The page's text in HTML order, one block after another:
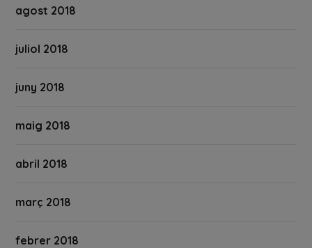
agost 2018
juliol 2018
juny 2018
maig 2018
abril 2018
març 2018
febrer 2018